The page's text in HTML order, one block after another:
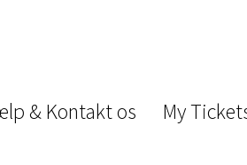
& Kontakt os My